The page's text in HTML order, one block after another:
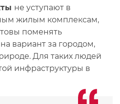
не уступают в
жилым комплексам,
поменять
вариант за городом,
Для таких людей
инфраструктуры в